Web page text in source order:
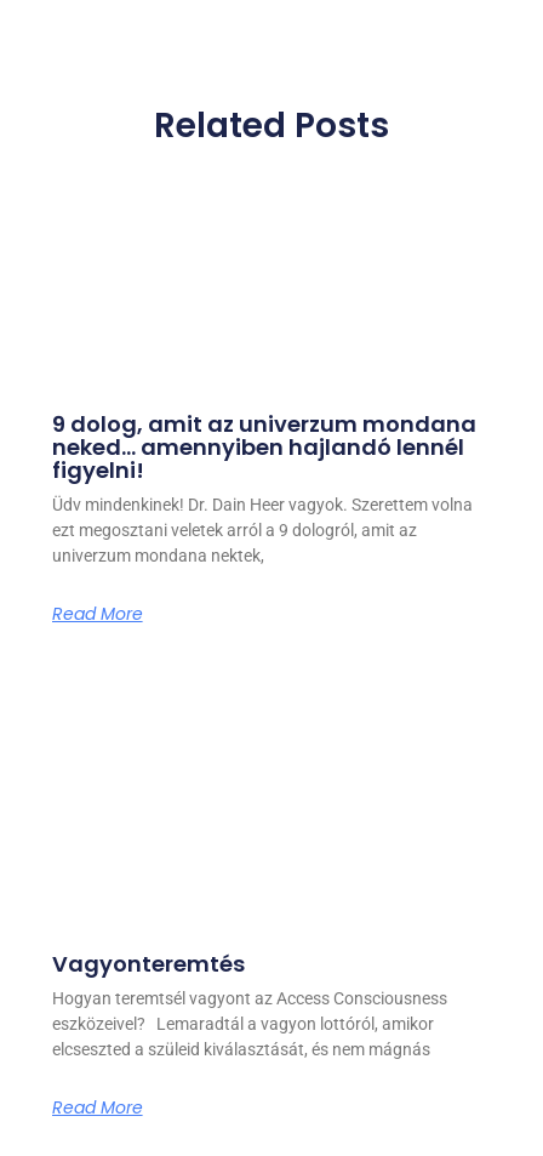
Related Posts
9 dolog, amit az univerzum mondana
neked… amennyiben hajlandó lennél
figyelni!
Üdv mindenkinek! Dr. Dain Heer vagyok. Szerettem volna
ezt megosztani veletek arról a 9 dologról, amit az
univerzum mondana nektek,
Read More
Vagyonteremtés
Hogyan teremtsél vagyont az Access Consciousness
eszközeivel? Lemaradtál a vagyon lottóról, amikor
elcseszted a szüleid kiválasztását, és nem mágnás
Read More